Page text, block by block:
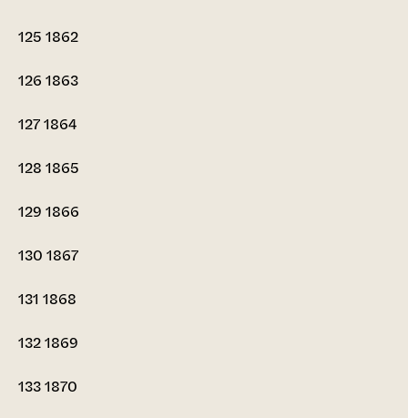
125 1862
126 1863
1271864
128 1865
129 1866
130 1867
131 1868
1321869
1331870